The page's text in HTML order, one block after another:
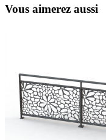
Vous aimerez aussi